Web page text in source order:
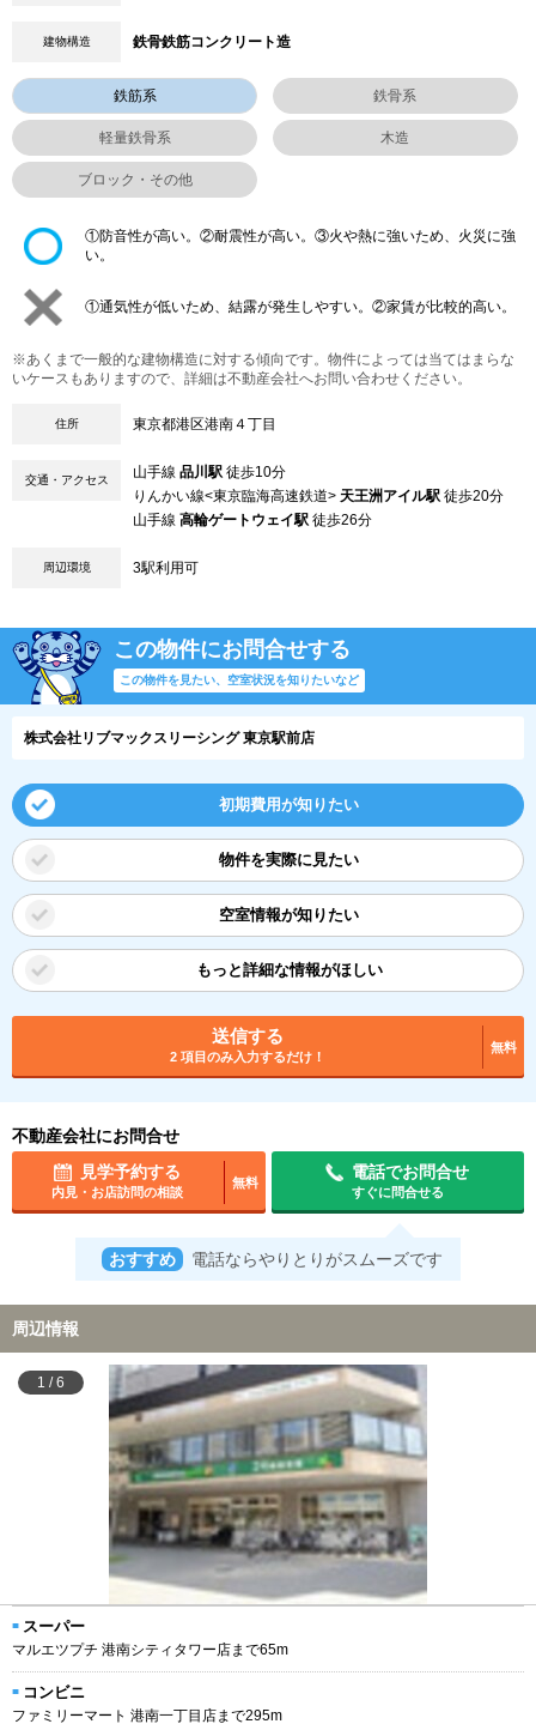
建物構造 鉄骨鉄筋コンクリート造
鉄筋系 鉄骨系
軽量鉄骨系 木造
ブロック・その他
①防音性が高い。②耐震性が高い。③火や熱に強いため、火災に強
い。
①通気性が低いため、結露が発生しやすい。②家賃が比較的高い。
※あくまで一般的な建物構造に対する傾向です。物件によっては当てはまらな
いケースもありますので、詳細は不動産会社へお問い合わせください。
住所 東京都港区港南４丁目
交通・アクセス 山手線 品川駅 徒歩10分
りんかい線<東京臨海高速鉄道> 天王洲アイル駅 徒歩20分
山手線 高輪ゲートウェイ駅 徒歩26分
周辺環境 3駅利用可
この物件にお問合せする
この物件を見たい、空室状況を知りたいなど
株式会社リブマックスリーシング 東京駅前店
初期費用が知りたい
物件を実際に見たい
空室情報が知りたい
もっと詳細な情報がほしい
送信する
2 項目のみ入力するだけ！
無料
不動産会社にお問合せ
見学予約する
内見・お店訪問の相談
無料
電話でお問合せ
すぐに問合せる
おすすめ 電話ならやりとりがスムーズです
周辺情報
1 /6
スーパー
マルエツプチ 港南シティタワー店まで65m
コンビニ
ファミリーマート 港南一丁目店まで295m